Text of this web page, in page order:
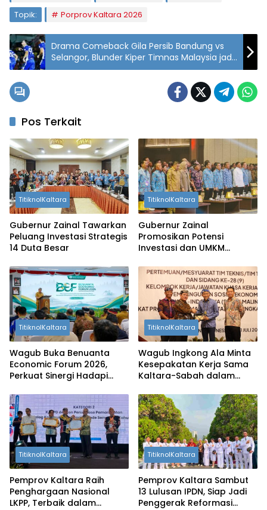
Topik:
Porprov Kaltara 2026
Drama Comeback Gila Persib Bandung vs
Selangor, Blunder Kiper Timnas Malaysia jadi
Kill The Game
Pos Terkait
TitiknolKaltara
Gubernur Zainal Tawarkan
Peluang Investasi Strategis
14 Duta Besar
TitiknolKaltara
Gubernur Zainal
Promosikan Potensi
Investasi dan UMKM
2026
TitiknolKaltara
Wagub Buka Benuanta
Economic Forum 2026,
Perkuat Sinergi Hadapi
TitiknolKaltara
Wagub Ingkong Ala Minta
Kesepakatan Kerja Sama
Kaltara-Sabah dalam
Dieksekusi
TitiknolKaltara
Pemprov Kaltara Raih
Penghargaan Nasional
LKPP, Terbaik dalam
TitiknolKaltara
Pemprov Kaltara Sambut
13 Lulusan IPDN, Siap Jadi
Penggerak Reformasi